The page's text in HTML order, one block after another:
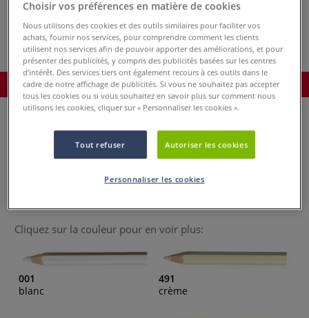
coffret métal d’Ache Caran D'Ache
Commander le produit
Veuillez choisir une ou plusieurs couleurs:
Toutes les couleurs
Cliquez sur la couleur pour en voir plus:
001
blanc
491
crème
Choisir vos préférences en matière de cookies
Nous utilisons des cookies et des outils similaires pour faciliter vos
achats, fournir nos services, pour comprendre comment les clients
utilisent nos services afin de pouvoir apporter des améliorations, et pour
présenter des publicités, y compris des publicités basées sur les centres
d’intérêt. Des services tiers ont également recours à ces outils dans le
cadre de notre affichage de publicités. Si vous ne souhaitez pas accepter
tous les cookies ou si vous souhaitez en savoir plus sur comment nous
utilisons les cookies, cliquer sur « Personnaliser les cookies ».
Tout refuser Autoriser les cookies
Personnaliser les cookies